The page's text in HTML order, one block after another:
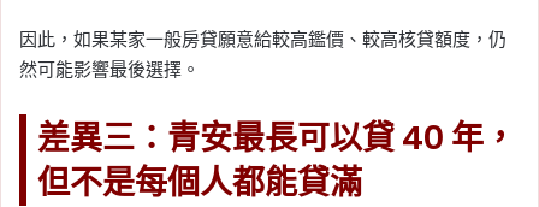
因此，如果某家一般房貸願意給較高鑑價、較高核貸額度，仍
然可能影響最後選擇。
差異三：青安最長可以貸 40 年，
但不是每個人都能貸滿